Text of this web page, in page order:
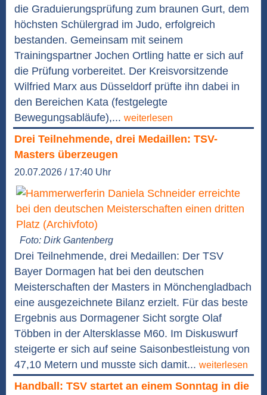
die Graduierungsprüfung zum braunen Gurt, dem
höchsten Schülergrad im Judo, erfolgreich
bestanden. Gemeinsam mit seinem
Trainingspartner Jochen Ortling hatte er sich auf
die Prüfung vorbereitet. Der Kreisvorsitzende
Wilfried Marx aus Düsseldorf prüfte ihn dabei in
den Bereichen Kata (festgelegte
Bewegungsabläufe),... weiterlesen
Drei Teilnehmende, drei Medaillen: TSV-
Masters überzeugen
20.07.2026 / 17:40 Uhr
Foto: Dirk Gantenberg
Drei Teilnehmende, drei Medaillen: Der TSV
Bayer Dormagen hat bei den deutschen
Meisterschaften der Masters in Mönchengladbach
eine ausgezeichnete Bilanz erzielt. Für das beste
Ergebnis aus Dormagener Sicht sorgte Olaf
Többen in der Altersklasse M60. Im Diskuswurf
steigerte er sich auf seine Saisonbestleistung von
47,10 Metern und musste sich damit... weiterlesen
Handball: TSV startet an einem Sonntag in die